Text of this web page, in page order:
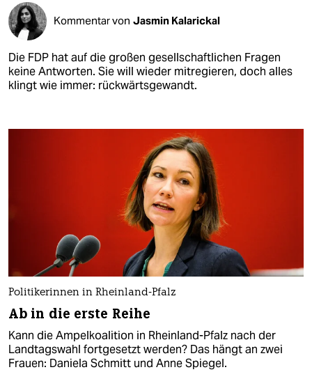
Kommentar von Jasmin Kalarickal
Die FDP hat auf die großen gesellschaftlichen Fragen
keine Antworten. Sie will wieder mitregieren, doch alles
klingt wie immer: rückwärtsgewandt.
Politikerinnen in Rheinland-Pfalz
Ab in die erste Reihe
Kann die Ampelkoalition in Rheinland-Pfalz nach der
Landtagswahl fortgesetzt werden? Das hängt an zwei
Frauen: Daniela Schmitt und Anne Spiegel.